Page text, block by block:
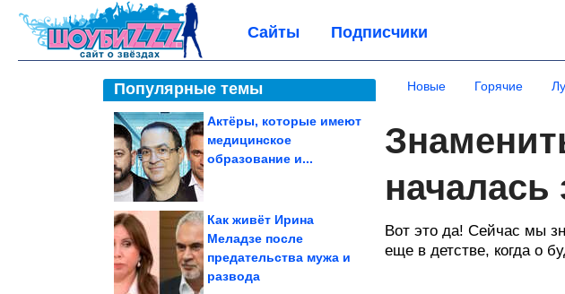
Сайты Подписчики
Популярные темы
Актёры, которые имеют
медицинское
образование и...
Как живёт Ирина
Меладзе после
предательства мужа и
развода
Новые Горячие
началась
Bот это да! Сейчас мы
еще в детстве, когда о